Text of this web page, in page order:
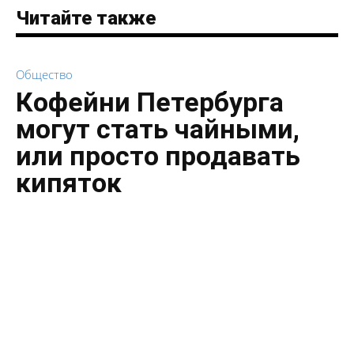
Читайте также
Общество
Кофейни Петербурга
могут стать чайными,
или просто продавать
кипяток